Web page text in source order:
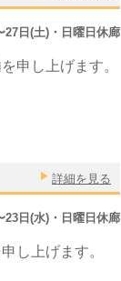
27日(土)・日曜日休廊
申し上げます。
詳細を見る
23日(水)・日曜日休廊
し上げます。